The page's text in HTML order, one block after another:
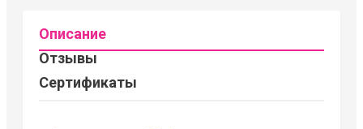
Описание
Отзывы
Сертификаты